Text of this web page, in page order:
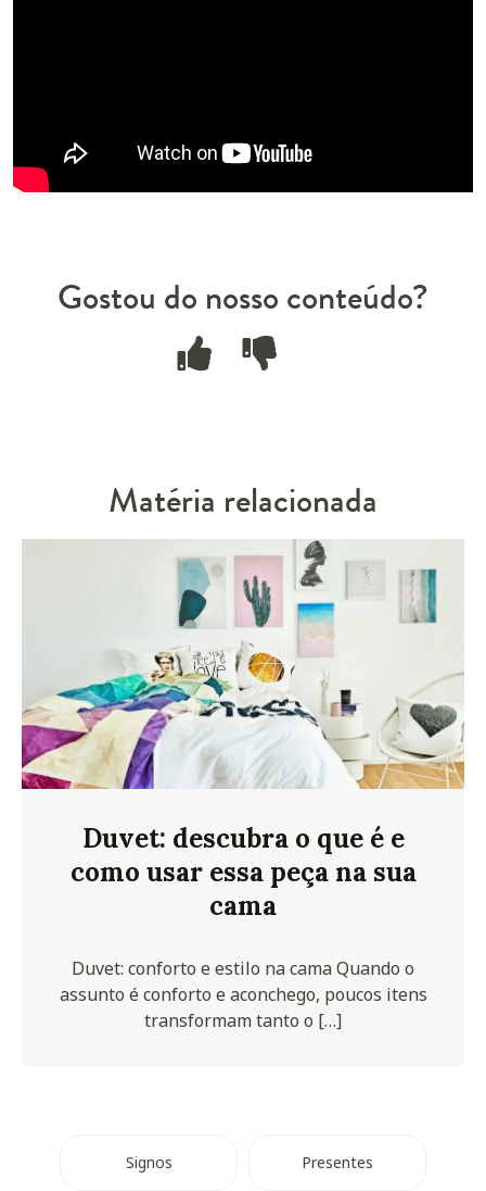
Gostou do nosso conteúdo?
Matéria relacionada
Duvet: descubra o que é e
como usar essa peça na sua
cama
Duvet: conforto e estilo na cama Quando o
assunto é conforto e aconchego, poucos itens
transformam tanto o […]
Signos Presentes